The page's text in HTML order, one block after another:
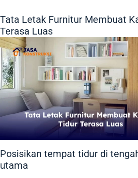
Tata Letak Furnitur Membuat
Terasa Luas
Posisikan tempat tidur di
utama